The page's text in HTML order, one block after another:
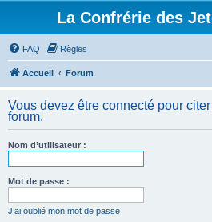
La Confrérie des
FAQ Règles
Accueil Forum
Vous devez être connecté pour
forum.
Nom d’utilisateur :
Mot de passe :
J’ai oublié mon mot de passe